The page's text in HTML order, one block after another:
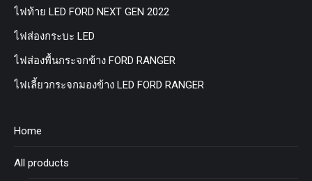
ไฟท้าย LED FORD NEXT GEN 2022
ไฟส่องกระบะ LED
ไฟส่องพื้นกระจกข้าง FORD RANGER
ไฟเลี้ยวกระจกมองข้าง LED FORD RANGER
Home
All products